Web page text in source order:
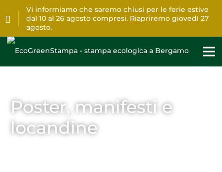
Vi informiamo che saremo chiusi per le ferie estive
dal 10 al 26 agosto compresi. Riapriremo giovedì 27
agosto.
Poster, manifesti e
locandine